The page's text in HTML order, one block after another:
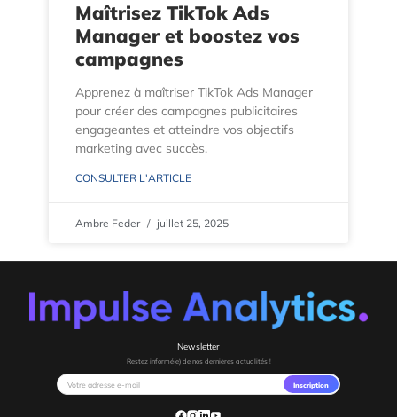
Maîtrisez TikTok Ads
Manager et boostez vos
campagnes
Apprenez à maîtriser TikTok Ads Manager
pour créer des campagnes publicitaires
engageantes et atteindre vos objectifs
marketing avec succès.
CONSULTER L'ARTICLE
Ambre Feder juillet 25, 2025
Newsletter
Restez informé(e) de nos dernières actualités !
Inscription